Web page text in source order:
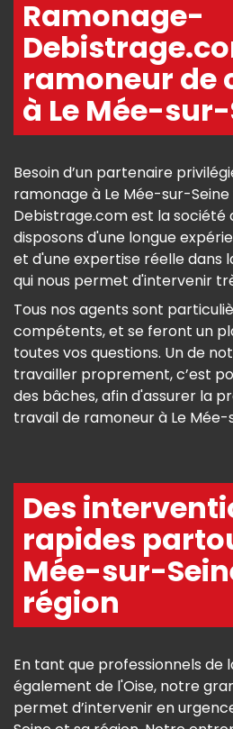
Ramonage-
ramoneur de
à Le Mée-
Besoin d’un partenaire
ramonage à Le Mée-sur-
Debistrage.com est la société
disposons d'une longue
et d'une expertise réelle dans
qui nous permet d'intervenir
Tous nos agents sont
compétents, et se feront un
toutes vos questions. Un de
travailler proprement, c’est
des bâches, afin d'assurer la
travail de ramoneur à Le Mée-
Des
rapides
Mée-sur-
région
En tant que professionnels de
également de l'Oise, notre
permet d’intervenir en